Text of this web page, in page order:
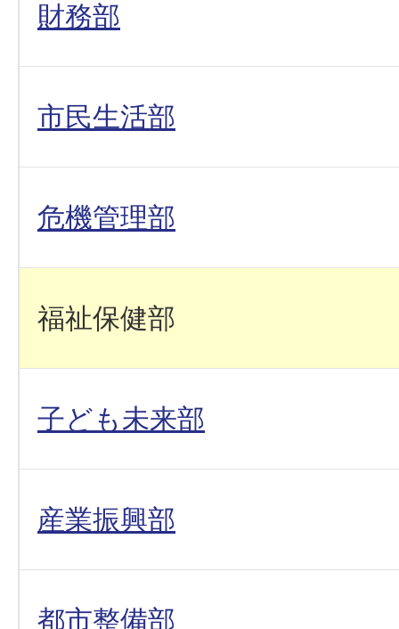
財務部
市民生活部
危機管理部
福祉保健部
子ども未来部
産業振興部
都市整備部